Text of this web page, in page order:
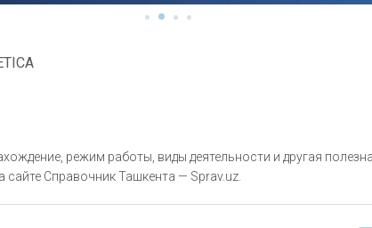
режим работы, виды деятельности и другая
Справочник Ташкента — Sprav.uz.